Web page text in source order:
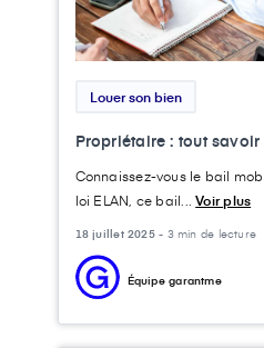
Louer son bien
Propriétaire : tout
Connaissez-vous le bail
loi ELAN, ce bail...Voir plus
18 juillet 2025 - 3 min de lecture
Équipe garantme